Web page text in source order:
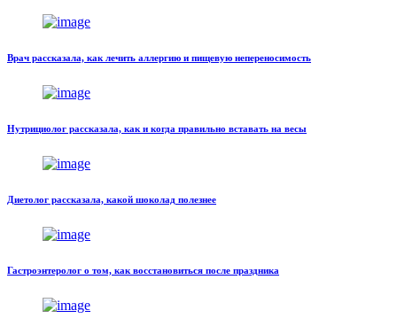
Врач рассказала, как лечить аллергию и пищевую непереносимость
Нутрициолог рассказала, как и когда правильно вставать на весы
Диетолог рассказала, какой шоколад полезнее
Гастроэнтеролог о том, как восстановиться после праздника